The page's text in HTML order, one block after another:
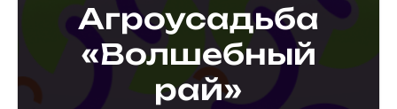
Агроусадьба
«Волшебный
рай»